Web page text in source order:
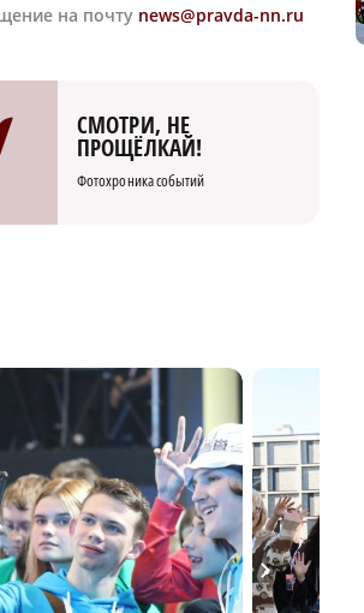
на почту news@pravda-nn.ru
СМОТРИ, НЕ
ПРОЩЁЛКАЙ!
Фотохроника событий